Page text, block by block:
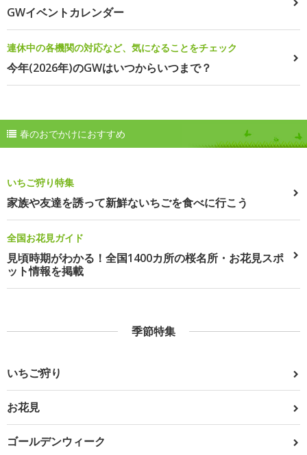
GWイベントカレンダー
連休中の各機関の対応など、気になることをチェック
今年(2026年)のGWはいつからいつまで？
春のおでかけにおすすめ
いちご狩り特集
家族や友達を誘って新鮮ないちごを食べに行こう
全国お花見ガイド
見頃時期がわかる！全国1400カ所の桜名所・お花見スポ
ット情報を掲載
季節特集
いちご狩り
お花見
ゴールデンウィーク